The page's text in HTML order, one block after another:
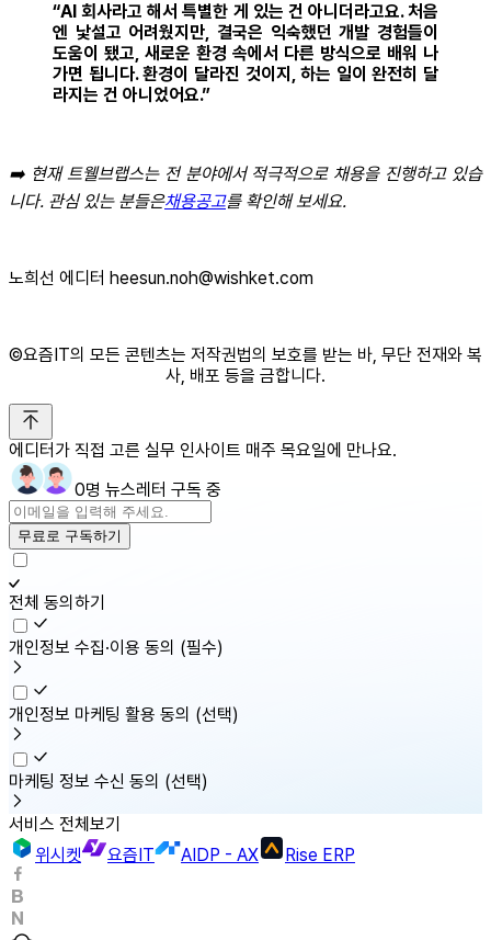
“AI 회사라고 해서 특별한 게 있는 건 아니더라고요. 처음
엔 낯설고 어려웠지만, 결국은 익숙했던 개발 경험들이
도움이 됐고, 새로운 환경 속에서 다른 방식으로 배워 나
가면 됩니다. 환경이 달라진 것이지, 하는 일이 완전히 달
라지는 건 아니었어요.”
➡️ 현재 트웰브랩스는 전 분야에서 적극적으로 채용을 진행하고 있습
니다. 관심 있는 분들은채용공고를 확인해 보세요.
노희선 에디터 heesun.noh@wishket.com
©️요즘IT의 모든 콘텐츠는 저작권법의 보호를 받는 바, 무단 전재와 복
사, 배포 등을 금합니다.
에디터가 직접 고른 실무 인사이트 매주 목요일에 만나요.
0명 뉴스레터 구독 중
무료로 구독하기
전체 동의하기
개인정보 수집·이용 동의 (필수)
개인정보 마케팅 활용 동의 (선택)
마케팅 정보 수신 동의 (선택)
서비스 전체보기
위시켓
요즘IT AIDP - AX Rise ERP